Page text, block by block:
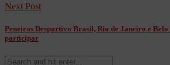
Next Post
Peneiras Desportivo Brasil, Rio de Janeiro e
participar